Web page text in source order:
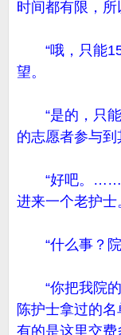
时间都有限，
“哦，只能15
望。
“是的，只能
的志愿者参与
“好吧。……陈
进来一个老护士
“什么事？院
“你把我院的
陈护士拿过的
有的是这里交